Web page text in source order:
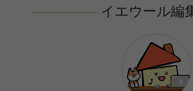
イエウール編